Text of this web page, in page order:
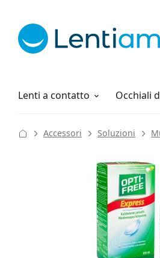
Lenti a contatto
Soluzioni Occhiali
Tutto sugli acquisti
Accessori Soluzioni